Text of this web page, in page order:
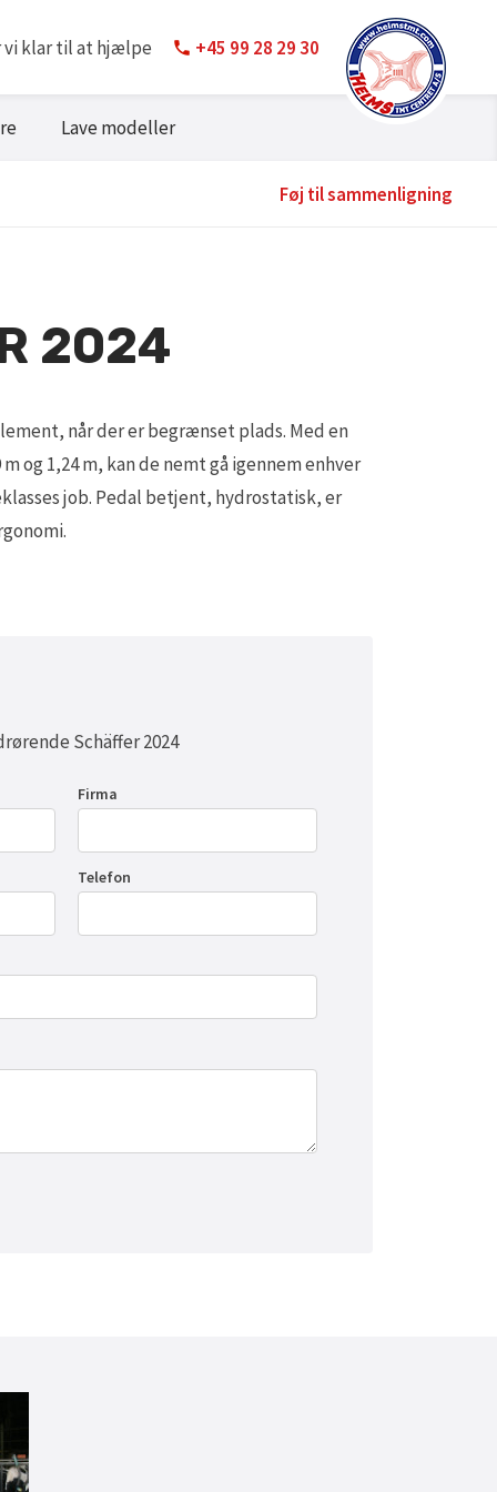
vi klar til at hjælpe +45 99 28 29 30
Lave modeller
Føj til sammenligning
2024
når der er begrænset plads. Med en
og 1,24 m, kan de nemt gå igennem enhver
job. Pedal betjent, hydrostatisk, er
Schäffer 2024
Firma
Telefon